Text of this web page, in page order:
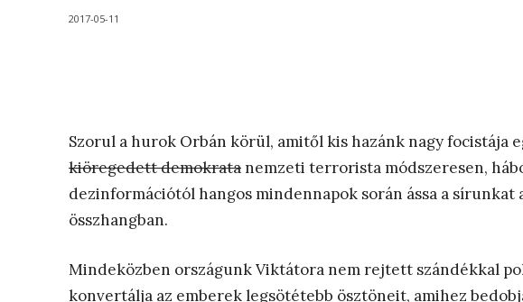
2017-05-11
Szorul a hurok Orbán körül, amitől kis hazánk nagy focistája
kiöregedett demokratanemzeti terrorista módszeresen,
dezinformációtól hangos mindennapok során ássa a
összhangban.
Mindeközben országunk Viktátora nem rejtett szándékkal
konvertálja az emberek legsötétebb ösztöneit, amihez